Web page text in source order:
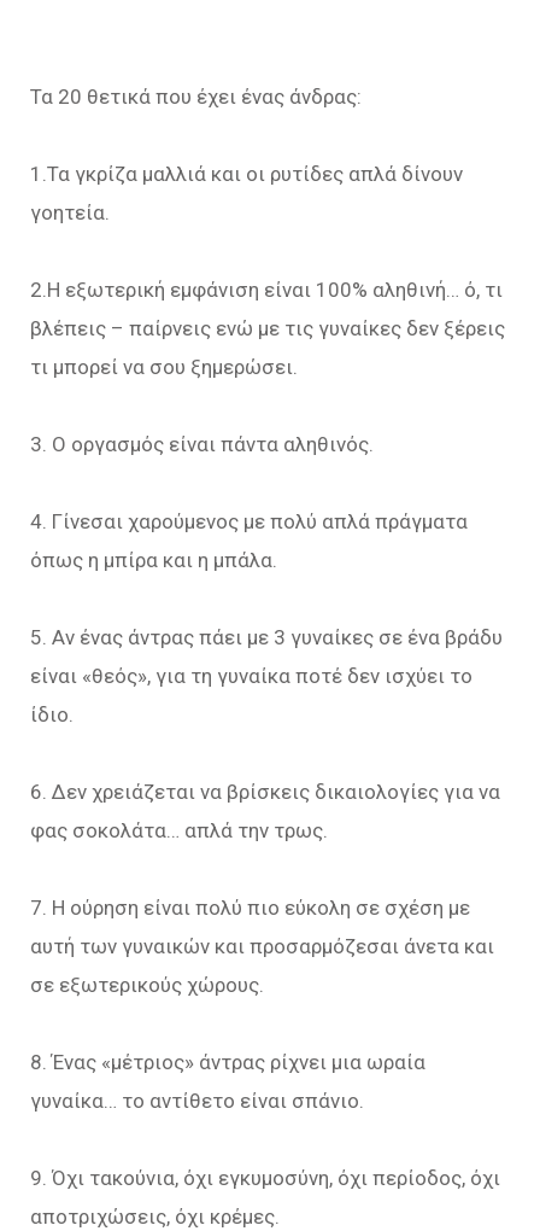
Τα 20 θετικά που έχει ένας άνδρας:
1.Τα γκρίζα μαλλιά και οι ρυτίδες απλά δίνουν
γοητεία.
2.Η εξωτερική εμφάνιση είναι 100% αληθινή… ό, τι
βλέπεις – παίρνεις ενώ με τις γυναίκες δεν ξέρεις
τι μπορεί να σου ξημερώσει.
3. Ο οργασμός είναι πάντα αληθινός.
4. Γίνεσαι χαρούμενος με πολύ απλά πράγματα
όπως η μπίρα και η μπάλα.
5. Αν ένας άντρας πάει με 3 γυναίκες σε ένα βράδυ
είναι «θεός», για τη γυναίκα ποτέ δεν ισχύει το
ίδιο.
6. Δεν χρειάζεται να βρίσκεις δικαιολογίες για να
φας σοκολάτα… απλά την τρως.
7. Η ούρηση είναι πολύ πιο εύκολη σε σχέση με
αυτή των γυναικών και προσαρμόζεσαι άνετα και
σε εξωτερικούς χώρους.
8. Ένας «μέτριος» άντρας ρίχνει μια ωραία
γυναίκα… το αντίθετο είναι σπάνιο.
9. Όχι τακούνια, όχι εγκυμοσύνη, όχι περίοδος, όχι
αποτριχώσεις, όχι κρέμες.